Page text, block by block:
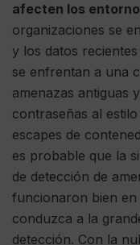
afecten los
organizaciones se
y los datos
se enfrentan a una
amenazas antiguas
contraseñas al
escapes de
es probable que la
de detección de
funcionaron bien en
conduzca a la
detección. Con la